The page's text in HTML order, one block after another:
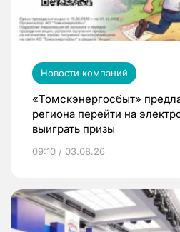
Новости компаний
«Томскэнергосбыт»
региона перейти на
выиграть призы
09:10 / 03.08.26